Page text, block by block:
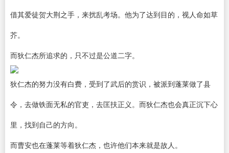
借其爱徒贺大荆之手，来扰乱考场。他为了达到目的，视人命如草
芥。
而狄仁杰所追求的，只不过是公道二字。
狄仁杰的努力没有白费，受到了武后的赏识，被派到蓬莱做了县
令，去做铁面无私的官吏，去匡扶正义。而狄仁杰也会真正沉下心
里，找到自己的方向。
而曹安也在蓬莱等着狄仁杰，也许他们本来就是故人。